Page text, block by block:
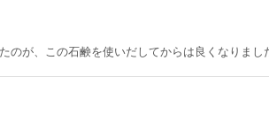
のが、この石鹸を使いだしてからは良くなりまし